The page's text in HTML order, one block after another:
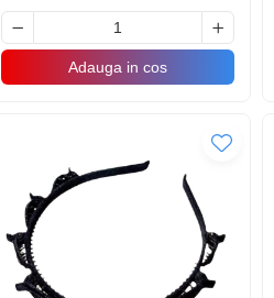
Adauga in cos